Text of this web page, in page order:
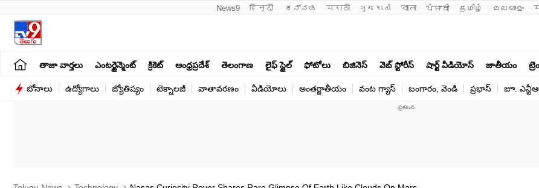
News9 हिन्दी ಕನ್ನಡ मराठी ગુજરાતી বাংলা ਪੰਜਾਬੀ தமிழ் മലയാളം
తాజా వార్తలు ఎంటర్టైన్మెంట్ క్రికెట్ ఆంధ్రప్రదేశ్ తెలంగాణ లైఫ్ స్టైల్ ఫోటోలు బిజినెస్ వెబ్ స్టోరీస్ షార్ట్ వీడియోస్ జాతీయం
బోనాలు ఉద్యోగాలు జ్యోతిష్యం టెక్నాలజీ వాతావరణం వీడియోలు అంతర్జాతీయం వంట గ్యాస్ బంగారం, వెండి ప్రభాస్ జూ.